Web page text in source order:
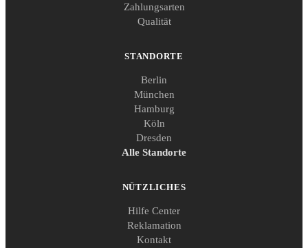
Zahlungsarten
Qualität
STANDORTE
Berlin
München
Hamburg
Köln
Dresden
Alle Standorte
NÜTZLICHES
Hilfe Center
Reklamation
Kontakt